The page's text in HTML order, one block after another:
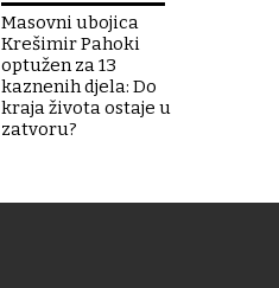
Masovni ubojica
Krešimir Pahoki
optužen za 13
kaznenih djela: Do
kraja života ostaje u
zatvoru?